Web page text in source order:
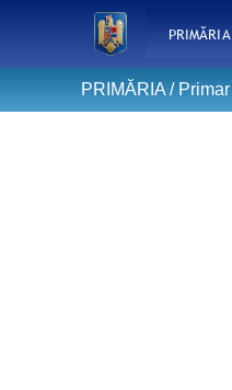
PRIMĂRIA
PRIMĂRIA / Primar